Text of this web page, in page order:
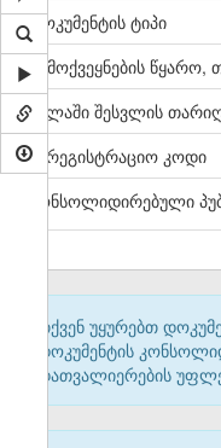
დოკუმენტის ტიპი
გამოქვეყნების წყარო,
ძალაში შესვლის
სარეგისტრაციო კოდი
კონსოლიდირებული
თქვენ უყურებთ
დოკუმენტის
დათვალიერების